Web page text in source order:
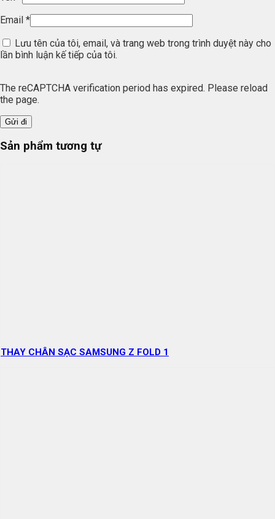
Email *
Lưu tên của tôi, email, và trang web trong trình duyệt này cho
lần bình luận kế tiếp của tôi.
The reCAPTCHA verification period has expired. Please reload
the page.
Sản phẩm tương tự
THAY CHÂN SẠC SAMSUNG Z FOLD 1